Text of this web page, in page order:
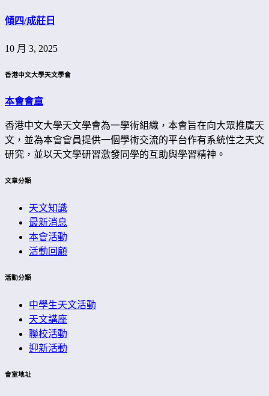
傾四/成莊日
10 月 3, 2025
香港中文大學天文學會
本會會章
香港中文大學天文學會為一學術組織，本會旨在向大眾推廣天
文，並為本會會員提供一個學術交流的平台作有系統性之天文
研究，並以天文學研習激發同學的互助與學習精神。
文章分類
天文知識
最新消息
本會活動
活動回顧
活動分類
中學生天文活動
天文講座
聯校活動
迎新活動
會室地址